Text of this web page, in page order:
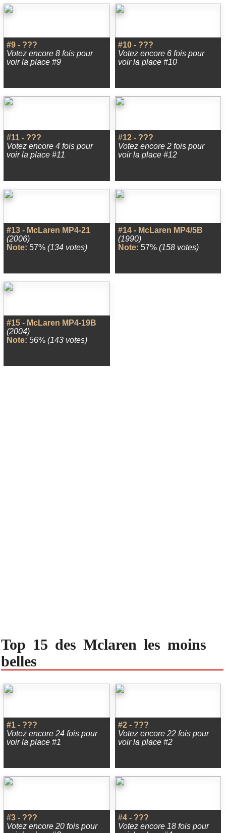
#9 - ???
Votez encore 8 fois pour
voir la place #9
#10 - ???
Votez encore 6 fois pour
voir la place #10
#11 - ???
Votez encore 4 fois pour
voir la place #11
#12 - ???
Votez encore 2 fois pour
voir la place #12
#13 - McLaren MP4-21
(2006)
Note: 57% (134 votes)
#14 - McLaren MP4/5B
(1990)
Note: 57% (158 votes)
#15 - McLaren MP4-19B
(2004)
Note: 56% (143 votes)
Top 15 des Mclaren les moins
belles
#1 - ???
Votez encore 24 fois pour
voir la place #1
#2 - ???
Votez encore 22 fois pour
voir la place #2
#3 - ???
Votez encore 20 fois pour
#4 - ???
Votez encore 18 fois pour